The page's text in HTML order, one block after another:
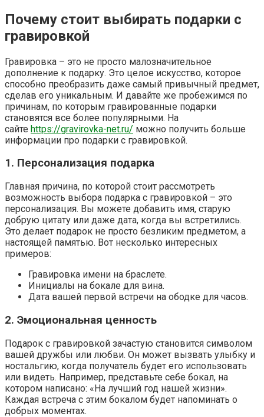
Почему стоит выбирать подарки с
гравировкой
Гравировка – это не просто малозначительное
дополнение к подарку. Это целое искусство, которое
способно преобразить даже самый привычный предмет,
сделав его уникальным. И давайте же пробежимся по
причинам, по которым гравированные подарки
становятся все более популярными. На
сайте https://gravirovka-net.ru/ можно получить больше
информации про подарки с гравировкой.
1. Персонализация подарка
Главная причина, по которой стоит рассмотреть
возможность выбора подарка с гравировкой – это
персонализация. Вы можете добавить имя, старую
добрую цитату или даже дата, когда вы встретились.
Это делает подарок не просто безликим предметом, а
настоящей памятью. Вот несколько интересных
примеров:
Гравировка имени на браслете.
Инициалы на бокале для вина.
Дата вашей первой встречи на ободке для часов.
2. Эмоциональная ценность
Подарок с гравировкой зачастую становится символом
вашей дружбы или любви. Он может вызвать улыбку и
ностальгию, когда получатель будет его использовать
или видеть. Например, представьте себе бокал, на
котором написано: «На лучший год нашей жизни».
Каждая встреча с этим бокалом будет напоминать о
добрых моментах.